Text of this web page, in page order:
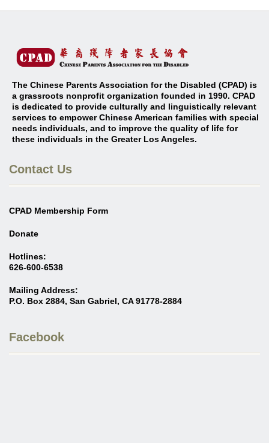
The Chinese Parents Association for the Disabled (CPAD) is
a grassroots nonprofit organization founded in 1990. CPAD
is dedicated to provide culturally and linguistically relevant
services to empower Chinese American families with special
needs individuals, and to improve the quality of life for
these individuals in the Greater Los Angeles.
Contact Us
CPAD Membership Form
Donate
Hotlines:
626-600-6538
Mailing Address:
P.O. Box 2884, San Gabriel, CA 91778-2884
Facebook